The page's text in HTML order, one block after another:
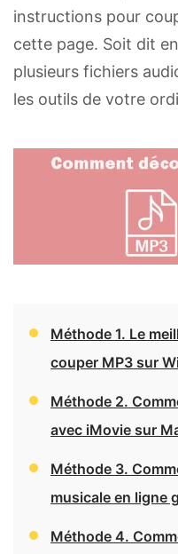
instructions pour
cette page. Soit dit
plusieurs fichiers
les outils de votre
Méthode 1. Le
couper MP3 sur
Méthode 2.
avec iMovie sur
Méthode 3.
musicale en ligne
Méthode 4.